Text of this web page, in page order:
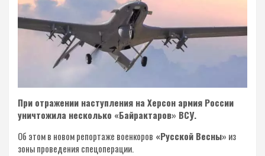
При отражении наступления на Херсон армия России
уничтожила несколько «Байрактаров» ВСУ.
Об этом в новом репортаже военкоров «Русской Весны» из
зоны проведения спецоперации.